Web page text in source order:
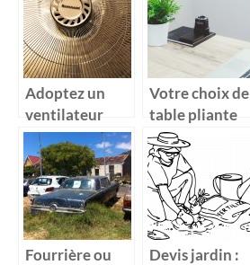
hygromètre
Adoptez un
ventilateur
silencieux en
saison sèche
Votre choix de
table pliante
Fourrière ou
Devis jardin :